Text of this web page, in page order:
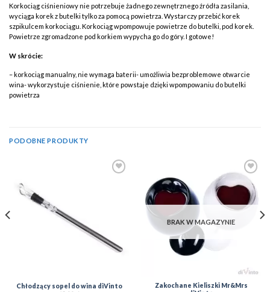
Korkociąg ciśnieniowy nie potrzebuje żadnego zewnętrznego źródła zasilania,
wyciąga korek z butelki tylko za pomocą powietrza. Wystarczy przebić korek
szpikulcem korkociągu. Korkociąg wpompowuje powietrze do butelki, pod korek.
Powietrze zgromadzone pod korkiem wypycha go do góry. I gotowe!
W skrócie:
– korkociąg manualny, nie wymaga baterii- umożliwia bezproblemowe otwarcie
wina- wykorzystuje ciśnienie, które powstaje dzięki wpompowaniu do butelki
powietrza
PODOBNE PRODUKTY
Chłodzący sopel do wina diVinto
Add to
Wishlist
BRAK W MAGAZYNIE
Zakochane Kieliszki Mr&Mrs